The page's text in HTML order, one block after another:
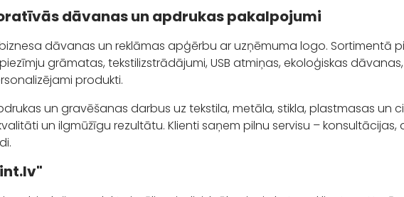
dāvanas un apdrukas pakalpojumi
dāvanas un reklāmas apģērbu ar uzņēmuma logo. Sortimentā
grāmatas, tekstilizstrādājumi, USB atmiņas, ekoloģiskas
produkti.
un gravēšanas darbus uz tekstila, metāla, stikla, plastmasas un
un ilgmūžīgu rezultātu. Klienti saņem pilnu servisu – konsultācijas,